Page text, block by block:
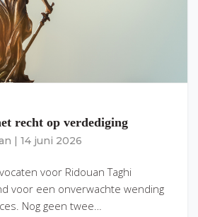
recht op verdediging
14 juni 2026
voor Ridouan Taghi
voor een onverwachte wending
Nog geen twee…